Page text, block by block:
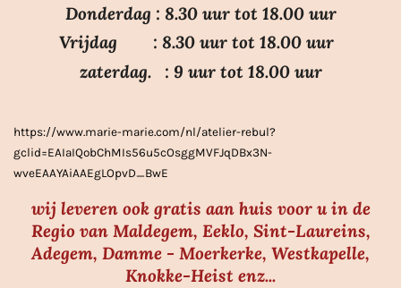
e
n
Donderdag : 8.30 uur tot 18.00 uur
Vrijdag : 8.30 uur tot 18.00 uur
zaterdag. : 9 uur tot 18.00 uur
https://www.marie-marie.com/nl/atelier-rebul?
gclid=EAIaIQobChMIs56u5cOsggMVFJqDBx3N-
wveEAAYAiAAEgLOpvD_BwE
wij leveren ook gratis aan huis voor u in de
Regio van Maldegem, Eeklo, Sint-Laureins,
Adegem, Damme - Moerkerke, Westkapelle,
Knokke-Heist enz...